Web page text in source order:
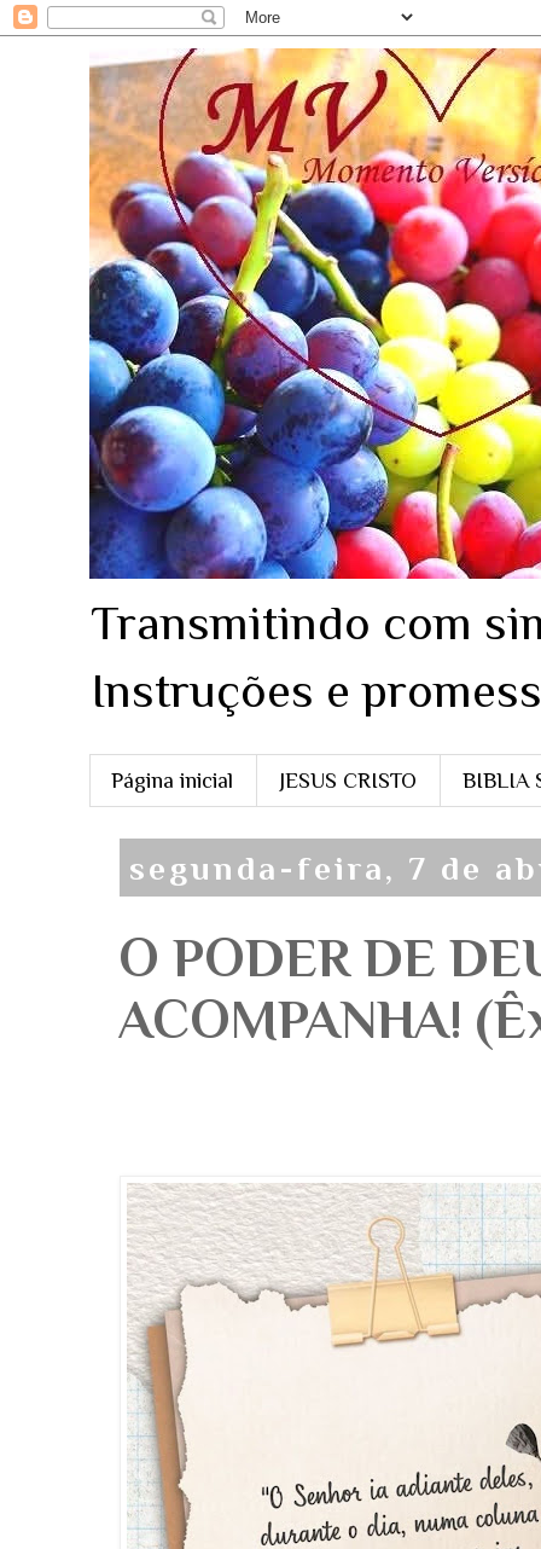
Transmitindo com
Instruções e
Página inicial JESUS CRISTO BIBLIA
segunda-feira, 7 de
O PODER DE
ACOMPANHA!